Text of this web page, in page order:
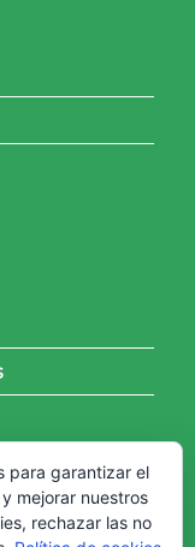
para garantizar el
mejorar nuestros
rechazar las no